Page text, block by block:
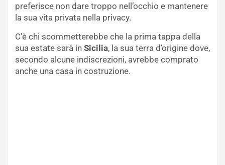
preferisce non dare troppo nell’occhio e mantenere
la sua vita privata nella privacy.
C’è chi scommetterebbe che la prima tappa della
sua estate sarà in Sicilia, la sua terra d’origine dove,
secondo alcune indiscrezioni, avrebbe comprato
anche una casa in costruzione.